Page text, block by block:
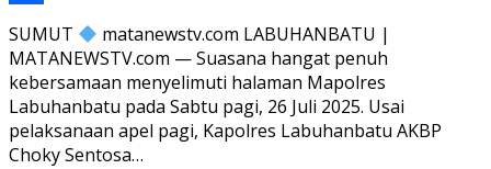
Share
SUMUT
matanewstv.com LABUHANBATU |
MATANEWSTV.com — Suasana hangat penuh
kebersamaan menyelimuti halaman Mapolres
Labuhanbatu pada Sabtu pagi, 26 Juli 2025. Usai
pelaksanaan apel pagi, Kapolres Labuhanbatu AKBP
Choky Sentosa…